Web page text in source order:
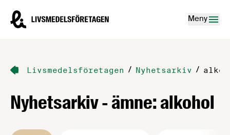
Livsmedelsföretagen – till startsidan
Meny
Livsmedelsföretagen / Nyhetsarkiv /
Nyhetsarkiv - ämne: alkohol